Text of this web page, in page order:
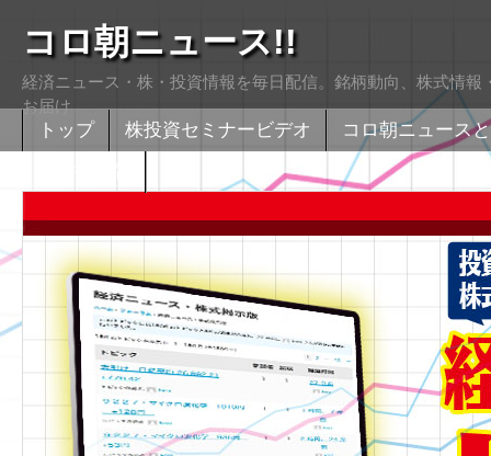
コロ朝ニュース!!
経済ニュース・株・投資情報を毎日配信。銘柄動向、株式情
お届け
トップ 株投資セミナービデオ
コロ朝ニュース